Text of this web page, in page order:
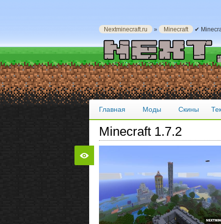
Nextminecraft.ru » Minecraft ✔
Главная Моды Скины
Minecraft 1.7.2